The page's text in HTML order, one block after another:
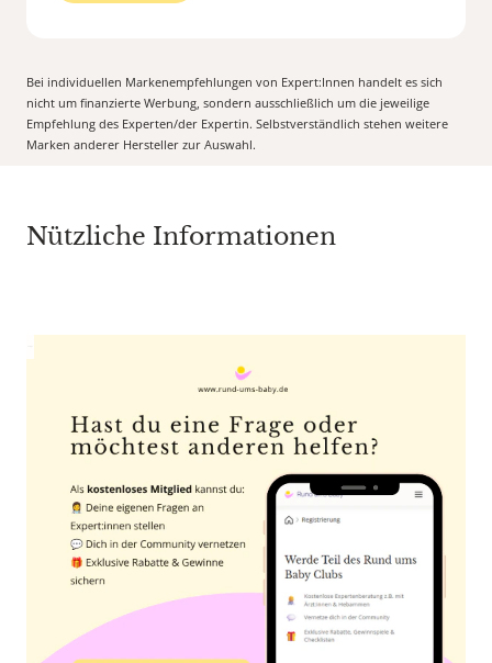
Bei individuellen Markenempfehlungen von Expert:Innen handelt es sich
nicht um finanzierte Werbung, sondern ausschließlich um die jeweilige
Empfehlung des Experten/der Expertin. Selbstverständlich stehen weitere
Marken anderer Hersteller zur Auswahl.
Nützliche Informationen